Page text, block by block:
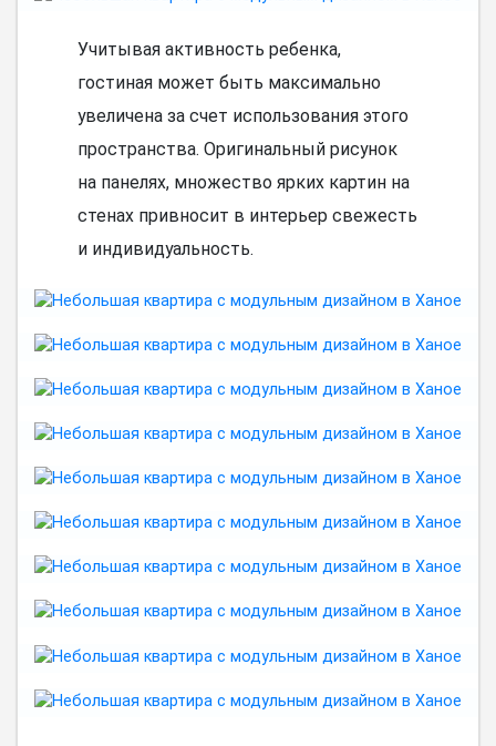
Учитывая активность ребенка,
гостиная может быть максимально
увеличена за счет использования этого
пространства. Оригинальный рисунок
на панелях, множество ярких картин на
стенах привносит в интерьер свежесть
и индивидуальность.